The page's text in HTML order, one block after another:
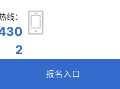
线：
2
报名入口